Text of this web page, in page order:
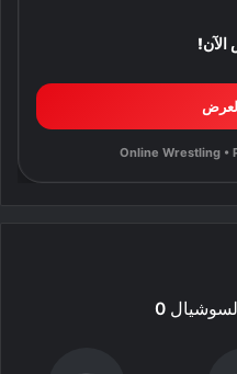
الآن!
Online Wrestling •
السوشيال0